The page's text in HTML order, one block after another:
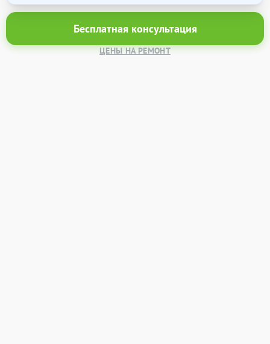
Бесплатная консультация
ЦЕНЫ НА РЕМОНТ